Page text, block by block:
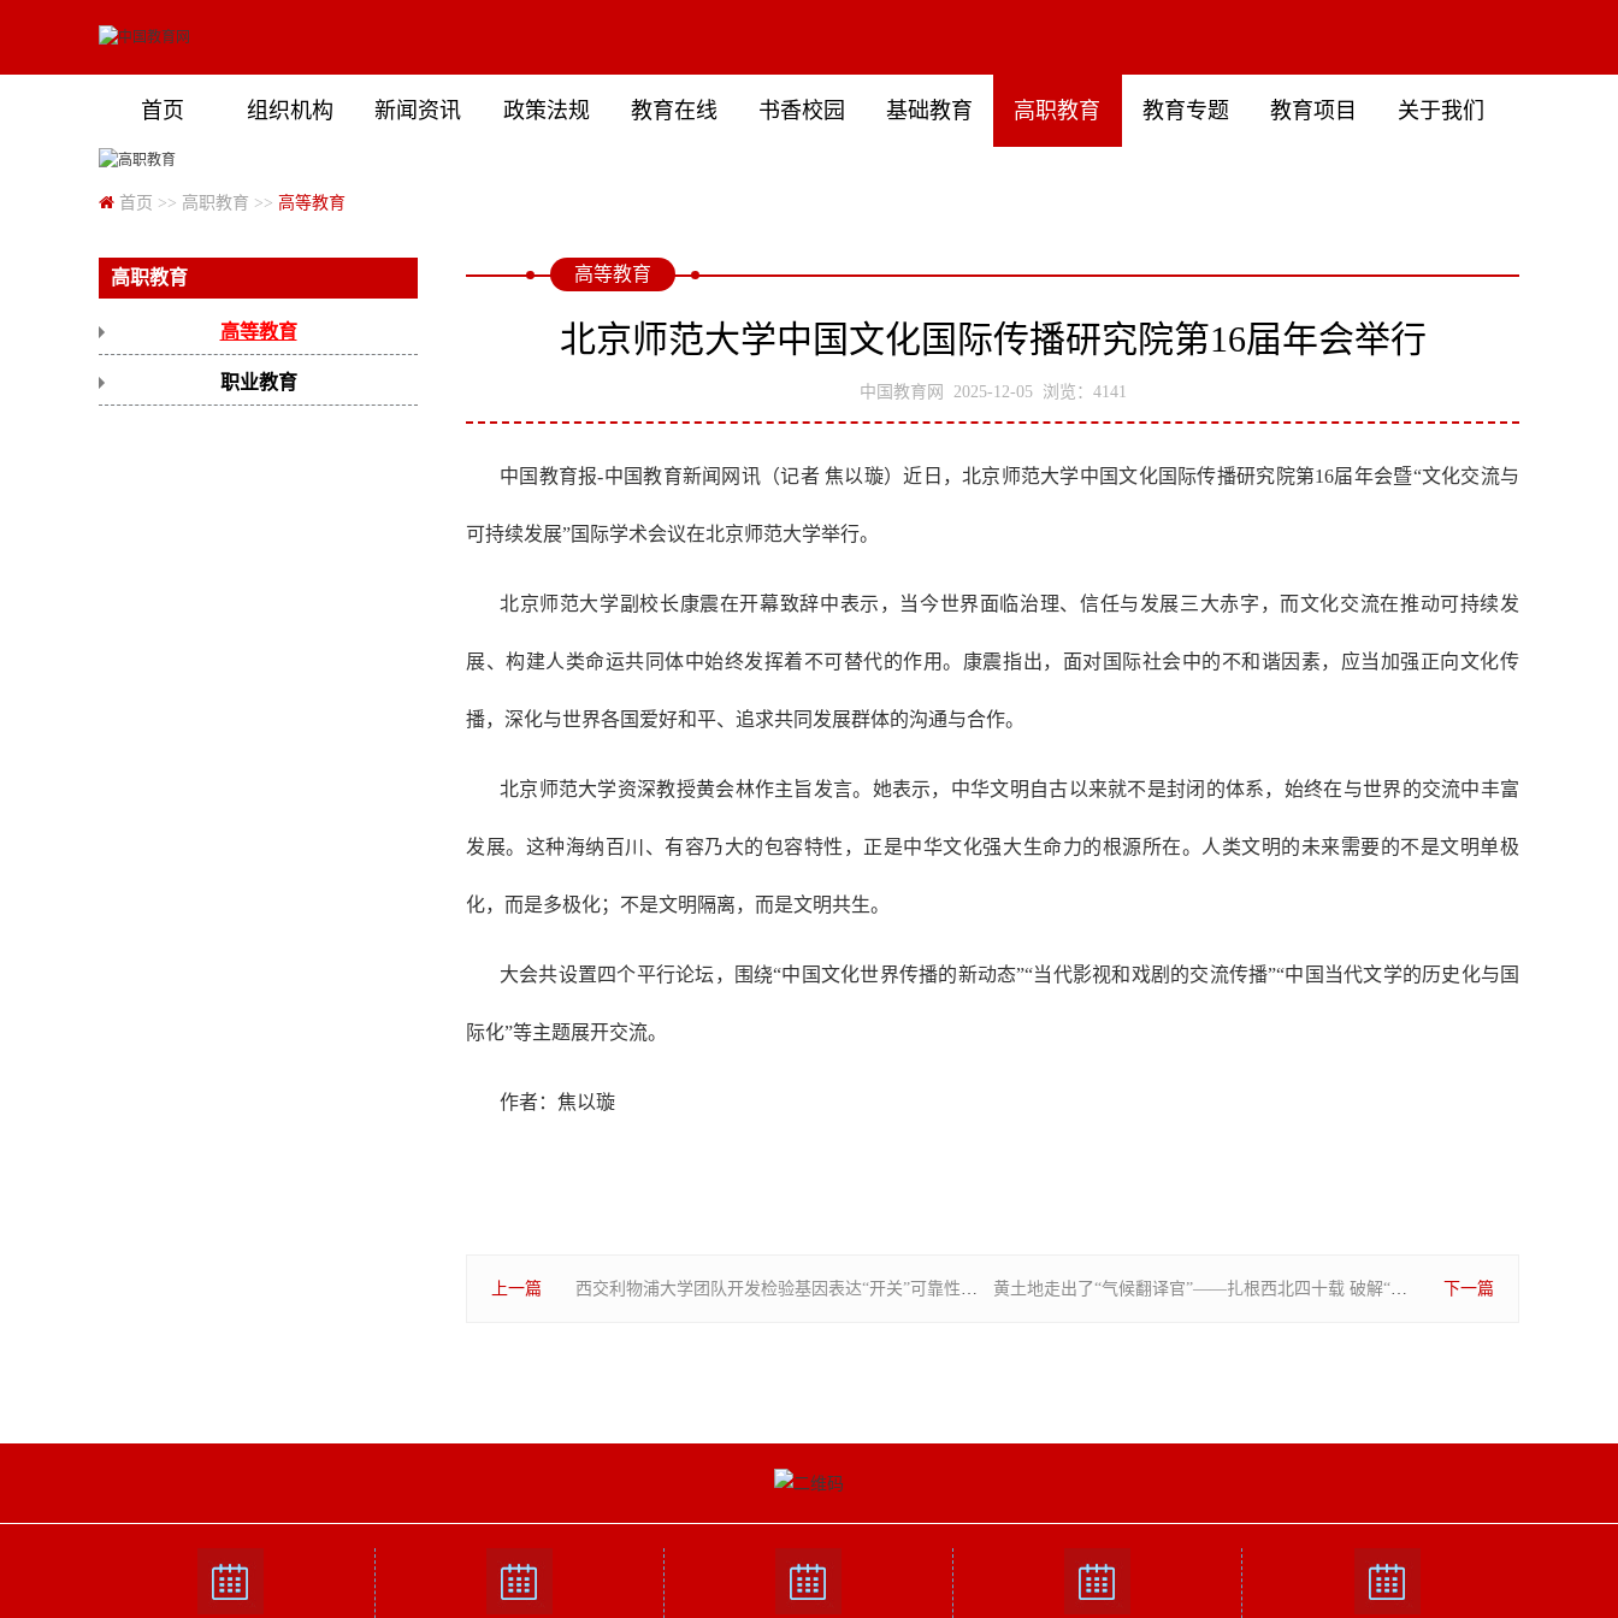
首页 组织机构 新闻资讯 政策法规 教育在线 书香校园 基础教育 高职教育 教育专题 教育项目 关于我们
首页 >> 高职教育 >> 高等教育
高职教育
高等教育
职业教育
高等教育
北京师范大学中国文化国际传播研究院第16届年会举行
中国教育网 2025-12-05 浏览：4141
中国教育报-中国教育新闻网讯（记者 焦以璇）近日，北京师范大学中国文化国际传播研究院第16届年会暨“文化交流与
可持续发展”国际学术会议在北京师范大学举行。
北京师范大学副校长康震在开幕致辞中表示，当今世界面临治理、信任与发展三大赤字，而文化交流在推动可持续发
展、构建人类命运共同体中始终发挥着不可替代的作用。康震指出，面对国际社会中的不和谐因素，应当加强正向文化传
播，深化与世界各国爱好和平、追求共同发展群体的沟通与合作。
北京师范大学资深教授黄会林作主旨发言。她表示，中华文明自古以来就不是封闭的体系，始终在与世界的交流中丰富
发展。这种海纳百川、有容乃大的包容特性，正是中华文化强大生命力的根源所在。人类文明的未来需要的不是文明单极
化，而是多极化；不是文明隔离，而是文明共生。
大会共设置四个平行论坛，围绕“中国文化世界传播的新动态”“当代影视和戏剧的交流传播”“中国当代文学的历史化与国
际化”等主题展开交流。
作者：焦以璇
上一篇 西交利物浦大学团队开发检验基因表达“开关”可靠性的数据库 黄土地走出了“气候翻译官”——扎根西北四十载 破解“干旱密码” 下一篇